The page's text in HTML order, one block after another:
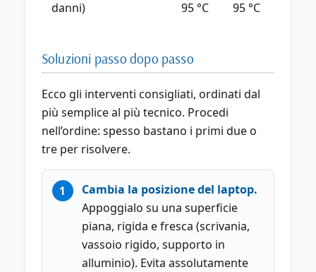
danni)
95 °C
95 °C
Soluzioni passo dopo passo
Ecco gli interventi consigliati, ordinati dal
più semplice al più tecnico. Procedi
nell’ordine: spesso bastano i primi due o
tre per risolvere.
Cambia la posizione del laptop.
Appoggialo su una superficie
piana, rigida e fresca (scrivania,
vassoio rigido, supporto in
alluminio). Evita assolutamente